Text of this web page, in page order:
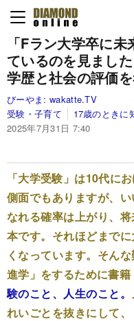
「Fラン大学卒に
ているのを見まし
学歴と社会の評価
びーやま: wakatte.TV
受験・子育て
17歳のときに
2025年7月31日 7:40
「大学受験」は10代に
側面でもありますが、
なれる確率は上がり、
本です。それほどまで
くなっています。そん
進学」をするために書籍
験のこと、人生のこと。
れいごとを抜きにして